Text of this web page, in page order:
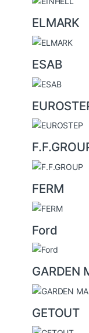
ELMARK
ESAB
FERM
Ford
GARDEN
GETOUT